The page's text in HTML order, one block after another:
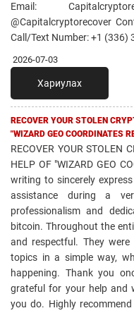
Email:
@Capitalcryptorecover
Call/Text Number: +1 (336)
2026-07-03
Хариулах
RECOVER YOUR STOLEN
"WIZARD GEO COORDINATES
RECOVER YOUR STOLEN
HELP OF "WIZARD GEO
writing to sincerely
assistance during a
professionalism and
bitcoin. Throughout the
and respectful. They
topics in a simple way,
happening. Thank you
grateful for your help and
you do. Highly